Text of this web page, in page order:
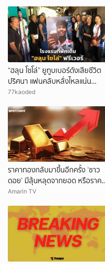
“ฮลุน โซโล่” ยูทูบเบอร์ดังเสียชีวิต
ปริศนา แฟนคลับหลั่งไหลแน่น
กาฬสินธุ์ โรงแรมที่พักเต็ม
77kaoded
ราคาทองกลับมาขึ้นอีกครั้ง ‘ชาว
ดอย’ มีลุ้นหลุดจากยอด หรือราคา
จะลงอีก?
Amarin TV